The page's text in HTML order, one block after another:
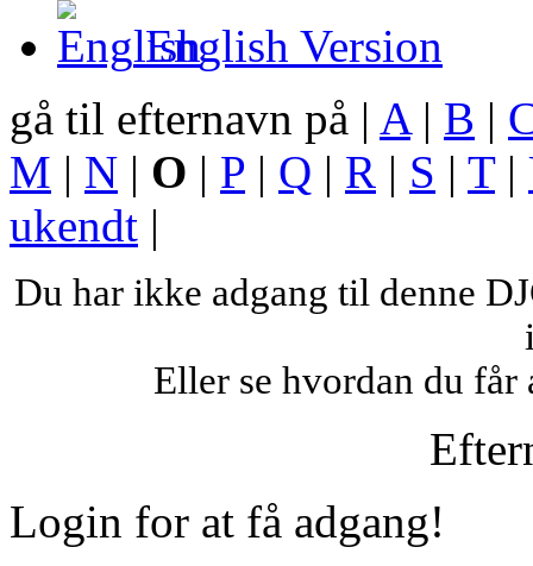
English Version
gå til efternavn på | A| B |
M | N | O | P | Q | R | S | T|
ukendt |
Du har ikke adgang til denne
Eller se hvordan du får
Login for at få adgang!